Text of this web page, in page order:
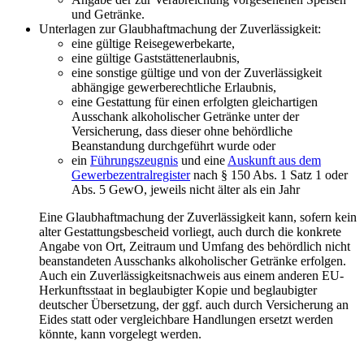
und Getränke.
Unterlagen zur Glaubhaftmachung der Zuverlässigkeit:
eine gültige Reisegewerbekarte,
eine gültige Gaststättenerlaubnis,
eine sonstige gültige und von der Zuverlässigkeit
abhängige gewerberechtliche Erlaubnis,
eine Gestattung für einen erfolgten gleichartigen
Ausschank alkoholischer Getränke unter der
Versicherung, dass dieser ohne behördliche
Beanstandung durchgeführt wurde oder
ein Führungszeugnis und eine Auskunft aus dem
Gewerbezentralregisternach § 150 Abs. 1 Satz 1 oder
Abs. 5 GewO, jeweils nicht älter als ein Jahr
Eine Glaubhaftmachung der Zuverlässigkeit kann, sofern kein
alter Gestattungsbescheid vorliegt, auch durch die konkrete
Angabe von Ort, Zeitraum und Umfang des behördlich nicht
beanstandeten Ausschanks alkoholischer Getränke erfolgen.
Auch ein Zuverlässigkeitsnachweis aus einem anderen EU-
Herkunftsstaat in beglaubigter Kopie und beglaubigter
deutscher Übersetzung, der ggf. auch durch Versicherung an
Eides statt oder vergleichbare Handlungen ersetzt werden
könnte, kann vorgelegt werden.